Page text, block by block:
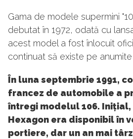
Gama de modele supermini
debutat în 1972, odată cu
acest model a fost înlocuit
continuat să existe pe
În luna septembrie 1991,
francez de automobile a
întregi modelul 106.
Hexagon era disponibil în
portiere, dar un an mai